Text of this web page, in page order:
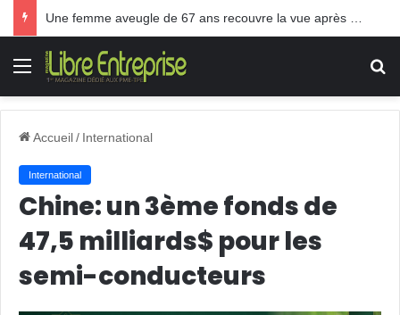
Menu
Accueil/ International
International
Chine: un 3ème fonds de
47,5 milliards$ pour les
semi-conducteurs